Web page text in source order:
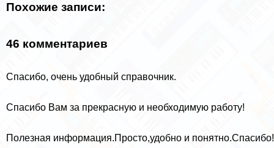
Похожие записи:
46 комментариев
Спасибо, очень удобный справочник.
Спасибо Вам за прекрасную и необходимую работу!
Полезная информация.Просто,удобно и понятно.Спасибо!